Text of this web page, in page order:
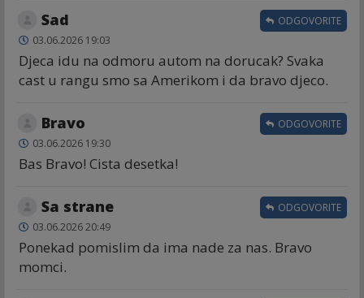
Sad
03.06.2026 19:03
Djeca idu na odmoru autom na dorucak? Svaka
cast u rangu smo sa Amerikom i da bravo djeco.
ODGOVORITE
Bravo
03.06.2026 19:30
Bas Bravo! Cista desetka!
ODGOVORITE
Sa strane
03.06.2026 20:49
Ponekad pomislim da ima nade za nas. Bravo
momci.
ODGOVORITE